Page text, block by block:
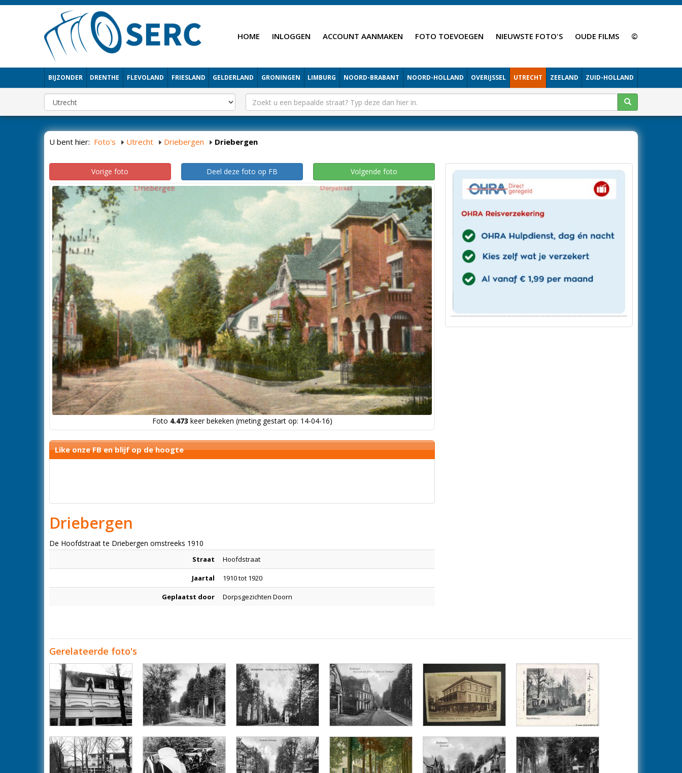
HOME INLOGGEN ACCOUNT AANMAKEN FOTO TOEVOEGEN NIEUWSTE FOTO'S OUDE FILMS ©
BIJZONDER DRENTHE FLEVOLAND FRIESLAND GELDERLAND GRONINGEN LIMBURG NOORD-BRABANT NOORD-HOLLAND OVERIJSSEL UTRECHT ZEELAND ZUID-HOLLAND
U bent hier: Foto's Utrecht Driebergen Driebergen
Vorige foto Deel deze foto op FB Volgende foto
Foto 4.473 keer bekeken (meting gestart op: 14-04-16)
Like onze FB en blijf op de hoogte
Driebergen
De Hoofdstraat te Driebergen omstreeks 1910
Straat Hoofdstraat
Jaartal 1910 tot 1920
Geplaatst door Dorpsgezichten Doorn
Gerelateerde foto's